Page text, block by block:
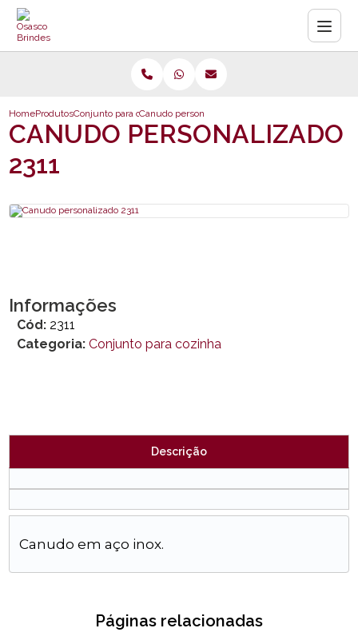
HomeProdutosConjunto para cozinhaCanudo personalizado 2311
CANUDO PERSONALIZADO
2311
Informações
Cód: 2311
Categoria: Conjunto para cozinha
Descrição
Canudo em aço inox.
Páginas relacionadas